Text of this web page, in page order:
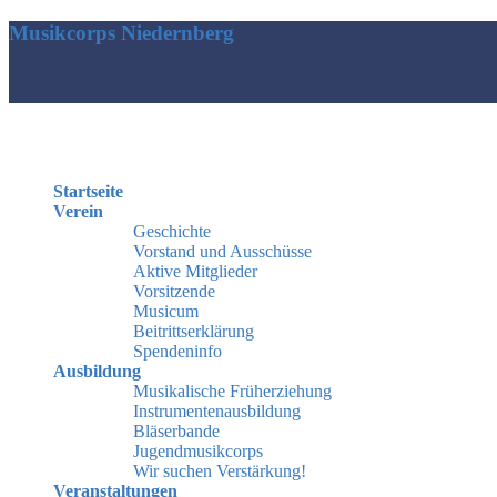
Musikcorps Niedernberg
Startseite
Verein
Geschichte
Vorstand und Ausschüsse
Aktive Mitglieder
Vorsitzende
Musicum
Beitrittserklärung
Spendeninfo
Ausbildung
Musikalische Früherziehung
Instrumentenausbildung
Bläserbande
Jugendmusikcorps
Wir suchen Verstärkung!
Veranstaltungen